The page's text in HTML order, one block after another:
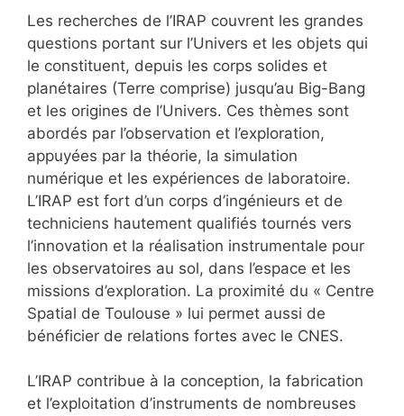
Les recherches de l’IRAP couvrent les grandes
questions portant sur l’Univers et les objets qui
le constituent, depuis les corps solides et
planétaires (Terre comprise) jusqu’au Big-Bang
et les origines de l’Univers. Ces thèmes sont
abordés par l’observation et l’exploration,
appuyées par la théorie, la simulation
numérique et les expériences de laboratoire.
L’IRAP est fort d’un corps d’ingénieurs et de
techniciens hautement qualifiés tournés vers
l’innovation et la réalisation instrumentale pour
les observatoires au sol, dans l’espace et les
missions d’exploration. La proximité du « Centre
Spatial de Toulouse » lui permet aussi de
bénéficier de relations fortes avec le CNES.
L’IRAP contribue à la conception, la fabrication
et l’exploitation d’instruments de nombreuses